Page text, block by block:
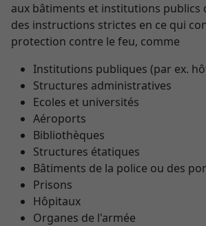
aux bâtiments et institutions publics
des instructions strictes en ce qui
protection contre le feu, comme
Institutions publiques (par ex.
Structures administratives
Ecoles et universités
Aéroports
Bibliothèques
Structures étatiques
Bâtiments de la police ou des
Prisons
Hôpitaux
Organes de l'armée